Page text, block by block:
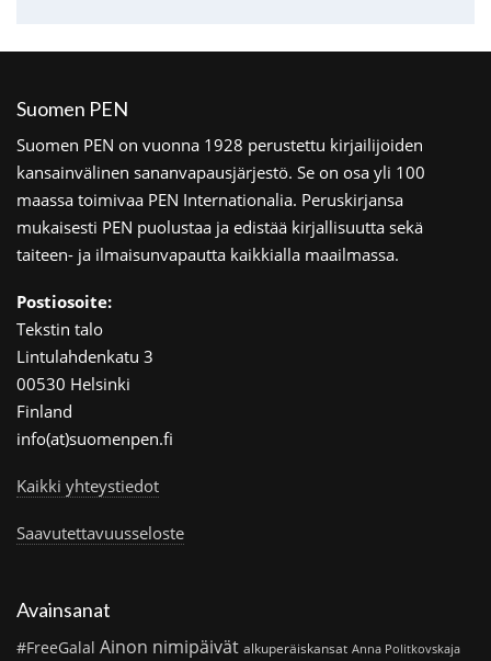
Suomen PEN
Suomen PEN on vuonna 1928 perustettu kirjailijoiden
kansainvälinen sananvapausjärjestö. Se on osa yli 100
maassa toimivaa PEN Internationalia. Peruskirjansa
mukaisesti PEN puolustaa ja edistää kirjallisuutta sekä
taiteen- ja ilmaisunvapautta kaikkialla maailmassa.
Postiosoite:
Tekstin talo
Lintulahdenkatu 3
00530 Helsinki
Finland
info(at)suomenpen.fi
Kaikki yhteystiedot
Saavutettavuusseloste
Avainsanat
#FreeGalal Ainon nimipäivät alkuperäiskansat Anna Politkovskaja